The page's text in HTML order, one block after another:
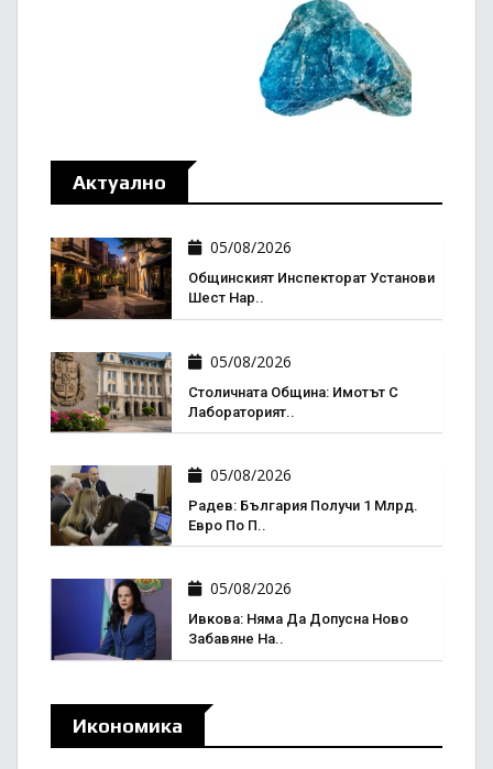
Актуално
05/08/2026
Общинският Инспекторат Установи
Шест Нар..
05/08/2026
Столичната Община: Имотът С
Лабораторият..
05/08/2026
Радев: България Получи 1 Млрд.
Евро По П..
05/08/2026
Ивкова: Няма Да Допусна Ново
Забавяне На..
Икономика